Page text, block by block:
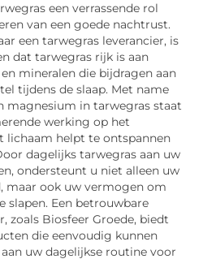
een verrassende rol
van een goede nachtrust.
een tarwegras leverancier, is
dat tarwegras rijk is aan
mineralen die bijdragen aan
tijdens de slaap. Met name
magnesium in tarwegras staat
werking op het
lichaam helpt te ontspannen
dagelijks tarwegras aan uw
ondersteunt u niet alleen uw
maar ook uw vermogen om
slapen. Een betrouwbare
zoals Biosfeer Groede, biedt
die eenvoudig kunnen
uw dagelijkse routine voor